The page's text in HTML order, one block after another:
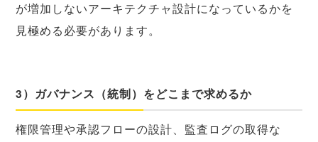
が増加しないアーキテクチャ設計になっているかを
見極める必要があります。
3）ガバナンス（統制）をどこまで求めるか
権限管理や承認フローの設計、監査ログの取得な